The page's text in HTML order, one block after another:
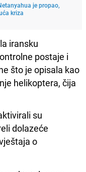
je propao,
kriza
iransku
postaje i
što je opisala kao
helikoptera, čija
su
dolazeće
o